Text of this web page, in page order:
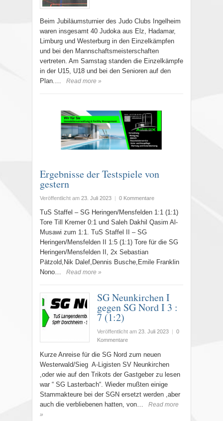
Beim Jubiläumsturnier des Judo Clubs Ingelheim
waren insgesamt 40 Judoka aus Elz, Hadamar,
Limburg und Westerburg in den Einzelkämpfen
und bei den Mannschaftsmeisterschaften
vertreten. Am Samstag standen die Einzelkämpfe
in der U15, U18 und bei den Senioren auf den
Plan.…
Read more »
Ergebnisse der Testspiele von
gestern
Veröffentlicht am 23. Juli 2023 | 0 Kommentare
TuS Staffel – SG Heringen/Mensfelden 1:1 (1:1)
Tore Till Kremer 0:1 und Saleh Dakhil Qasim Al-
Musawi zum 1:1. TuS Staffel II – SG
Heringen/Mensfelden II 1:5 (1:1) Tore für die SG
Heringen/Mensfelden II, 2x Sebastian
Pätzold,Nik Dalef,Dennis Busche,Emile Franklin
Nono…
Read more »
SG Neunkirchen I
gegen SG Nord I 3 :
7 (1:2)
Veröffentlicht am 23. Juli 2023 | 0
Kommentare
Kurze Anreise für die SG Nord zum neuen
Westerwald/Sieg A-Ligisten SV Neunkirchen
,oder wie auf den Trikots der Gastgeber zu lesen
war “ SG Lasterbach“. Wieder mußten einige
Stammakteure bei der SGN ersetzt werden ,aber
auch die verbliebenen hatten, von…
Read more
»